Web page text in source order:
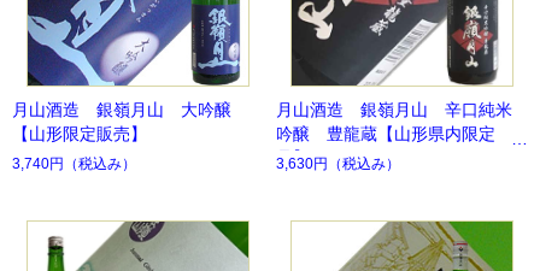
月山酒造 銀嶺月山 大吟醸
【山形限定販売】
3,740円 （税込み）
月山酒造 銀嶺月山 辛口純米
吟醸 豊龍蔵【山形県内限定
品】
3,630円 （税込み）